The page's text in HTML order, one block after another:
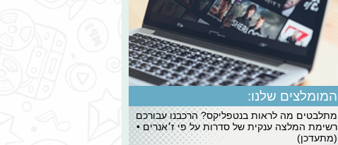
המומלצים שלנו:
מתלבטים מה לראות בנטפליקס? הרכבנו עבורכם
רשימת המלצה ענקית של סדרות על פי ז׳אנרים •
(מתעדכן)